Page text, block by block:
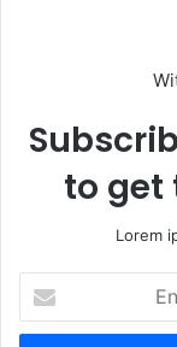
to get
Lorem
your
Email